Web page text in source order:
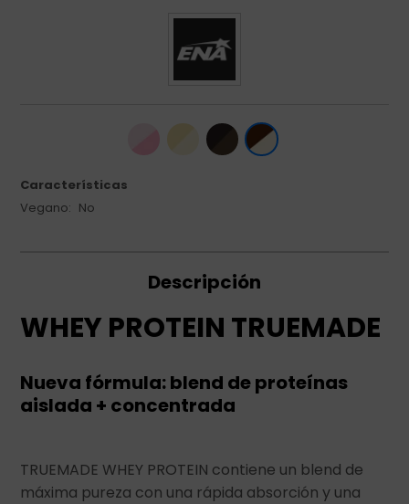
Características
Vegano
No
Descripción
WHEY PROTEIN TRUEMADE
Nueva fórmula: blend de proteínas
aislada + concentrada
TRUEMADE WHEY PROTEIN contiene un blend de
máxima pureza con una rápida absorción y una